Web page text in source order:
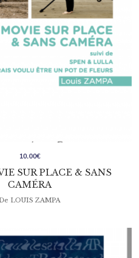
SUR PLACE & SANS
CAMÉRA
10.00€
LOUIS ZAMPA